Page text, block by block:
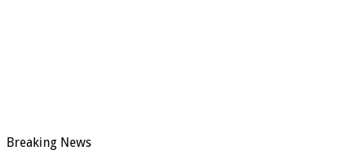
Breaking News